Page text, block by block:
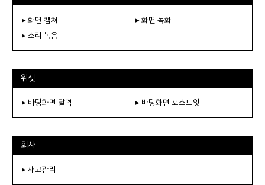
▸ 화면 캡쳐
▸ 화면 녹화
▸ 소리 녹음
위젯
▸ 바탕화면 달력 ▸ 바탕화면 포스트잇
회사
▸ 재고관리